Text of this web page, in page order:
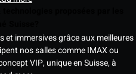
et immersives grâce aux meilleures
nos salles comme IMAX ou
VIP, unique en Suisse, à